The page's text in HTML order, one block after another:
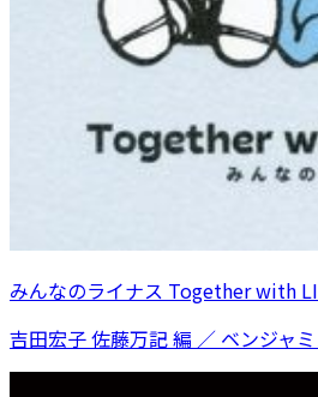
みんなのライナス Together with
吉田宏子 佐藤万記 編 ／ ベンジャ